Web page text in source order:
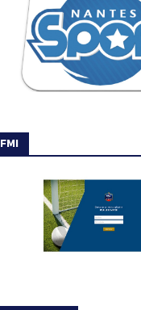
FMI